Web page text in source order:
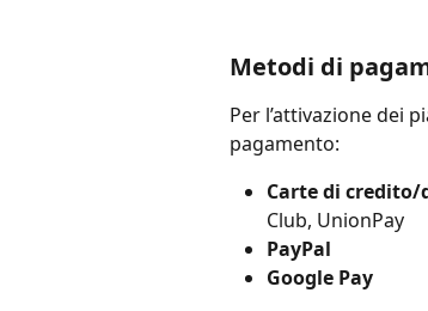
Metodi di
Per l’attivazione dei
pagamento:
Carte di credito/
Club, UnionPay
PayPal
Google Pay